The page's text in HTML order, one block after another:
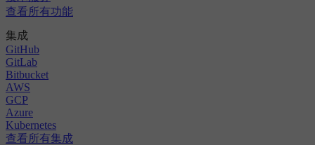
查看所有功能
集成
GitHub
GitLab
Bitbucket
AWS
GCP
Azure
Kubernetes
查看所有集成